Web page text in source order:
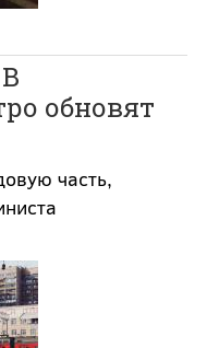
обновят
часть,